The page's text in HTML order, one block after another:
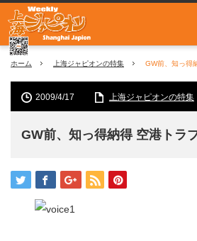
ホーム 上海ジャピオンの特集 GW前、知っ得
2009/4/17 上海ジャピオンの特集
GW前、知っ得納得 空港トラ